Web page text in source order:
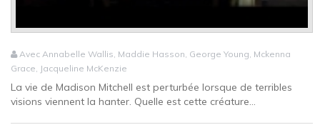
Avec Annabelle Wallis, Maddie Hasson, George Young, Mckenna
Grace, Jacqueline McKenzie
La vie de Madison Mitchell est perturbée lorsque de terribles
visions viennent la hanter. Quelle est cette créature...